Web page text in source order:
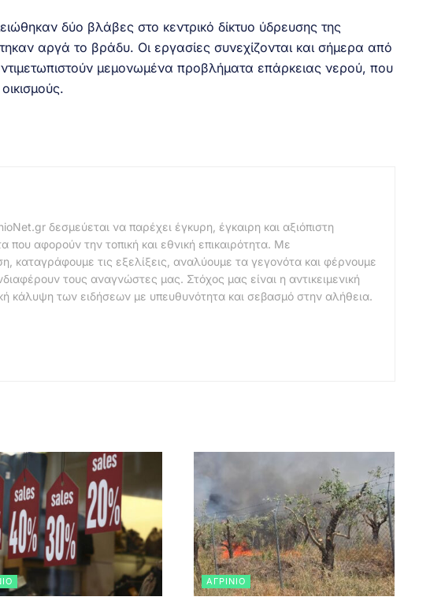
δύο βλάβες στο κεντρικό δίκτυο ύδρευσης της
αργά το βράδυ. Οι εργασίες συνεχίζονται και σήμερα από
μεμονωμένα προβλήματα επάρκειας νερού, που
δεσμεύεται να παρέχει έγκυρη, έγκαιρη και αξιόπιστη
αφορούν την τοπική και εθνική επικαιρότητα. Με
καταγράφουμε τις εξελίξεις, αναλύουμε τα γεγονότα και φέρνουμε
τους αναγνώστες μας. Στόχος μας είναι η αντικειμενική
κάλυψη των ειδήσεων με υπευθυνότητα και σεβασμό στην αλήθεια.
ΑΓΡΊΝΙΟ